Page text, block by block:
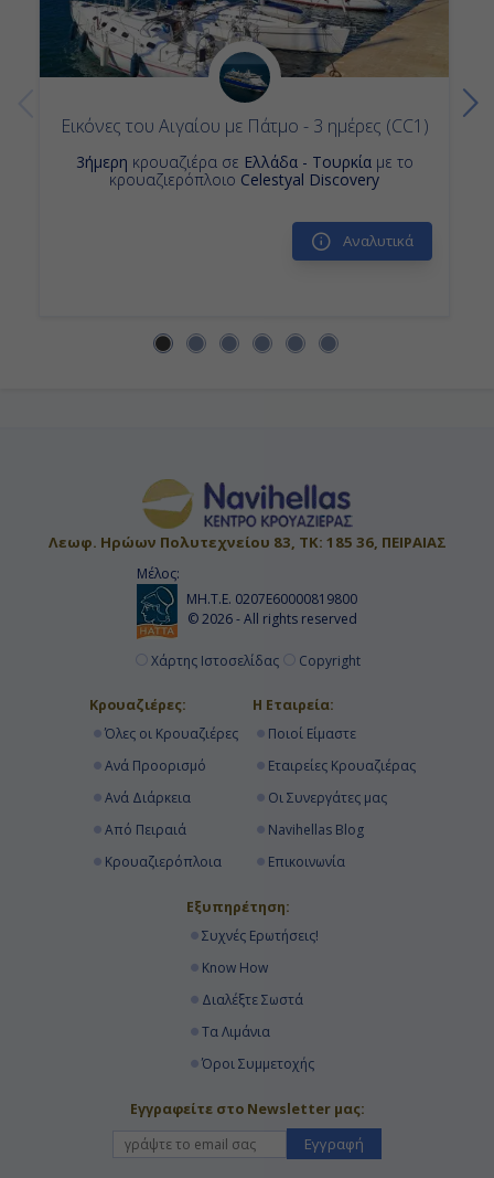
Εικόνες του Αιγαίου με Πάτμο - 3 ημέρες (CC1)
3ήμερη κρουαζιέρα σε Ελλάδα - Τουρκίαμε το
κρουαζιερόπλοιο Celestyal Discovery
Αναλυτικά
Λεωφ. Ηρώων Πολυτεχνείου 83, ΤΚ: 185 36, ΠΕΙΡΑΙΑΣ
Μέλος:
ΜΗ.Τ.Ε. 0207Ε60000819800
© 2026 - All rights reserved
Χάρτης Ιστοσελίδας Copyright
Κρουαζιέρες:
Όλες οι Κρουαζιέρες
Ανά Προορισμό
Ανά Διάρκεια
Από Πειραιά
Κρουαζιερόπλοια
Η Εταιρεία:
Ποιοί Είμαστε
Εταιρείες Κρουαζιέρας
Οι Συνεργάτες μας
Navihellas Blog
Επικοινωνία
Εξυπηρέτηση:
Συχνές Ερωτήσεις!
Know How
Διαλέξτε Σωστά
Τα Λιμάνια
Όροι Συμμετοχής
Εγγραφείτε στο Newsletter μας:
Εγγραφή